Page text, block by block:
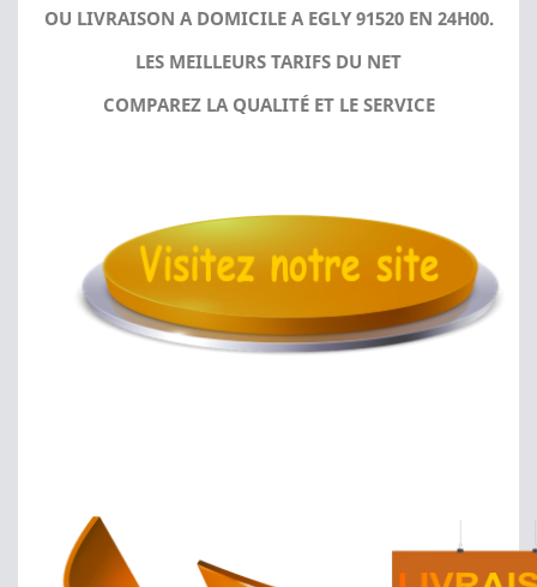
OU LIVRAISON A DOMICILE A EGLY 91520 EN 24H00.
LES MEILLEURS TARIFS DU NET
COMPAREZ LA QUALITÉ ET LE SERVICE